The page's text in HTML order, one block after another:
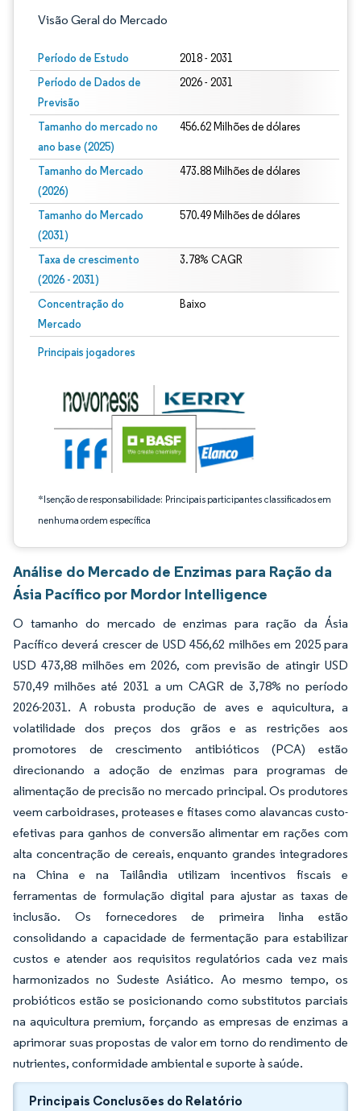
Visão Geral do Mercado
Período de Estudo 2018 - 2031
Período de Dados de
Previsão
2026 - 2031
Tamanho do mercado no
ano base (2025)
456.62 Milhões de dólares
Tamanho do Mercado
(2026)
473.88 Milhões de dólares
Tamanho do Mercado
(2031)
570.49 Milhões de dólares
Taxa de crescimento
(2026 - 2031)
3.78% CAGR
Concentração do
Mercado
Baixo
Principais jogadores
*Isenção de responsabilidade: Principais participantes classificados em
nenhuma ordem específica
Imagem © Mordor Intelligence. O reuso requer atribuição conforme CC BY 4.0.
Análise do Mercado de Enzimas para Ração da
Ásia Pacífico por Mordor Intelligence
O tamanho do mercado de enzimas para ração da Ásia
Pacífico deverá crescer de USD 456,62 milhões em 2025 para
USD 473,88 milhões em 2026, com previsão de atingir USD
570,49 milhões até 2031 a um CAGR de 3,78% no período
2026-2031. A robusta produção de aves e aquicultura, a
volatilidade dos preços dos grãos e as restrições aos
promotores de crescimento antibióticos (PCA) estão
direcionando a adoção de enzimas para programas de
alimentação de precisão no mercado principal. Os produtores
veem carboidrases, proteases e fitases como alavancas custo-
efetivas para ganhos de conversão alimentar em rações com
alta concentração de cereais, enquanto grandes integradores
na China e na Tailândia utilizam incentivos fiscais e
ferramentas de formulação digital para ajustar as taxas de
inclusão. Os fornecedores de primeira linha estão
consolidando a capacidade de fermentação para estabilizar
custos e atender aos requisitos regulatórios cada vez mais
harmonizados no Sudeste Asiático. Ao mesmo tempo, os
probióticos estão se posicionando como substitutos parciais
na aquicultura premium, forçando as empresas de enzimas a
aprimorar suas propostas de valor em torno do rendimento de
nutrientes, conformidade ambiental e suporte à saúde.
Principais Conclusões do Relatório